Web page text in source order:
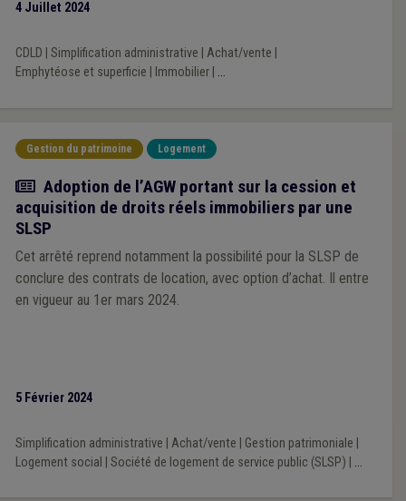
4 Juillet 2024
CDLD Simplification administrative Achat/vente
Emphytéose et superficie
Immobilier| ...
Gestion du patrimoine Logement
Actualité
Adoption de l’AGW portant sur la cession et
acquisition de droits réels immobiliers par une
SLSP
Cet arrêté reprend notamment la possibilité pour la SLSP de
conclure des contrats de location, avec option d’achat. Il entre
en vigueur au 1er mars 2024.
5 Février 2024
Simplification administrative Achat/vente Gestion patrimoniale
Logement social
Société de logement de service public (SLSP) ...